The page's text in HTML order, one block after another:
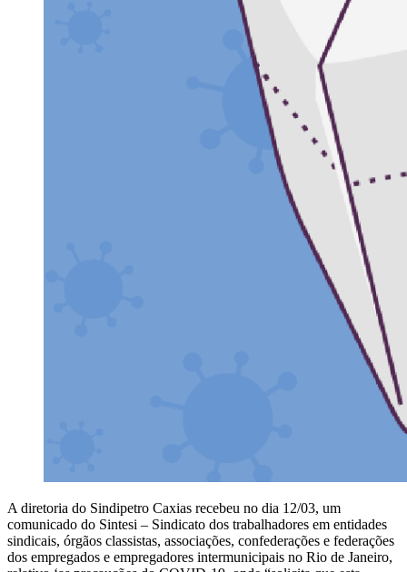
A diretoria do Sindipetro Caxias recebeu no dia 12/03, um
comunicado do Sintesi – Sindicato dos trabalhadores em entidades
sindicais, órgãos classistas, associações, confederações e federações
dos empregados e empregadores intermunicipais no Rio de Janeiro,